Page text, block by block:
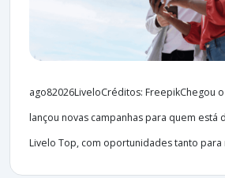
ago82026LiveloCréditos: FreepikChegou
lançou novas campanhas para quem está
Livelo Top, com oportunidades tanto para